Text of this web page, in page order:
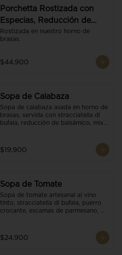
Porchetta Rostizada con
Especias, Reducción de
Panela y Vino
Rostizada en nuestro horno de
brasas.
$44.900
Sopa de Calabaza
Sopa de calabaza asada en horno de
brasas, servida con stracciatella di
bufala, reducción de balsámico, mix
$19.900
Sopa de Tomate
Sopa de tomate artesanal al vino
tinto, stracciatella di bufala, puerro
crocante, escamas de parmesano,
Acompañado de un tostón de pan
focaccia.
$24.900